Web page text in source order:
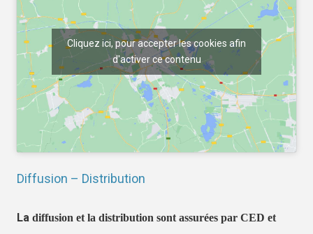
Cliquez ici, pour accepter les cookies afin
d'activer ce contenu
Diffusion – Distribution
La diffusion et la distribution sont assurées par CED et